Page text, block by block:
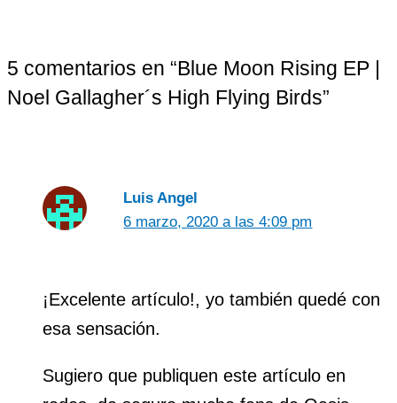
5 comentarios en “Blue Moon Rising EP |
Noel Gallagher´s High Flying Birds”
Luis Angel
6 marzo, 2020 a las 4:09 pm
¡Excelente artículo!, yo también quedé con
esa sensación.
Sugiero que publiquen este artículo en